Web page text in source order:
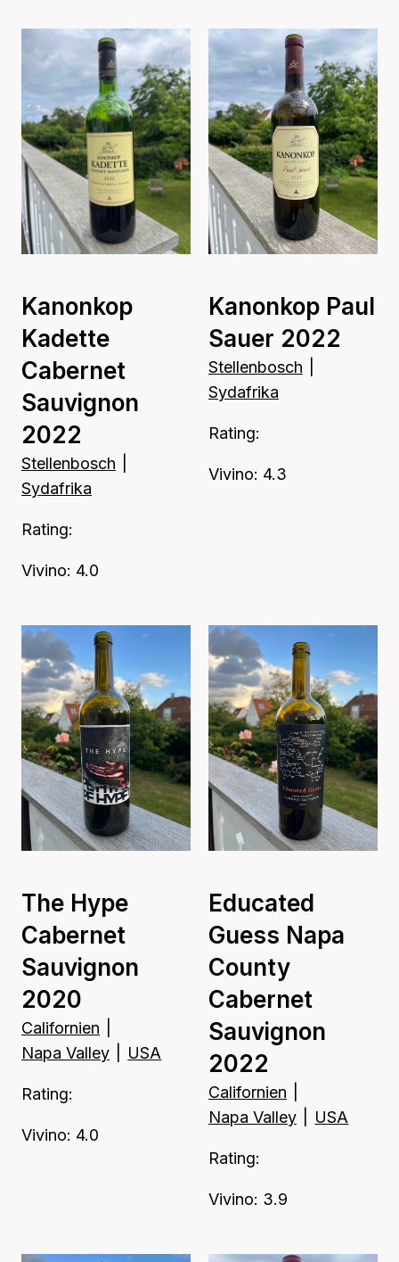
Kanonkop
Kadette
Cabernet
Sauvignon
2022
Stellenbosch
Sydafrika
Rating:
Vivino: 4.0
Kanonkop Paul
Sauer 2022
Stellenbosch
Sydafrika
Rating:
Vivino: 4.3
The Hype
Cabernet
Sauvignon
2020
Californien
Napa Valley
USA
Rating:
Vivino: 4.0
Educated
Guess Napa
County
Cabernet
Sauvignon
2022
Californien
Napa Valley
USA
Rating:
Vivino: 3.9